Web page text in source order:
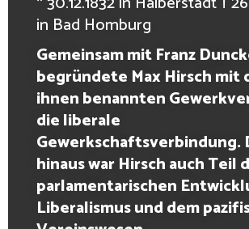
in Bad Homburg
Gemeinsam mit Franz
begründete Max Hirsch mit
ihnen benannten
die liberale
Gewerkschaftsverbindung.
hinaus war Hirsch auch Teil
parlamentarischen
Liberalismus und dem